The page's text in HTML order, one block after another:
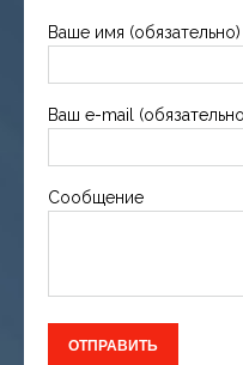
Ваше имя (обязательно)
Ваш e-mail
Сообщение